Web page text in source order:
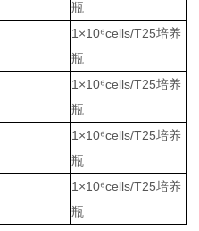
瓶
1×10⁶cells/T25培养
瓶
1×10⁶cells/T25培养
瓶
1×10⁶cells/T25培养
瓶
1×10⁶cells/T25培养
瓶